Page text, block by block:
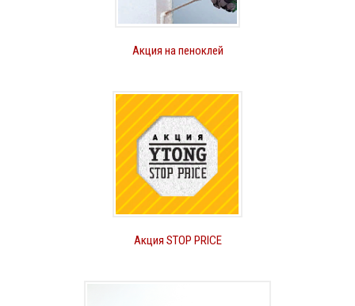
Акция на пеноклей
Акция STOP PRICE